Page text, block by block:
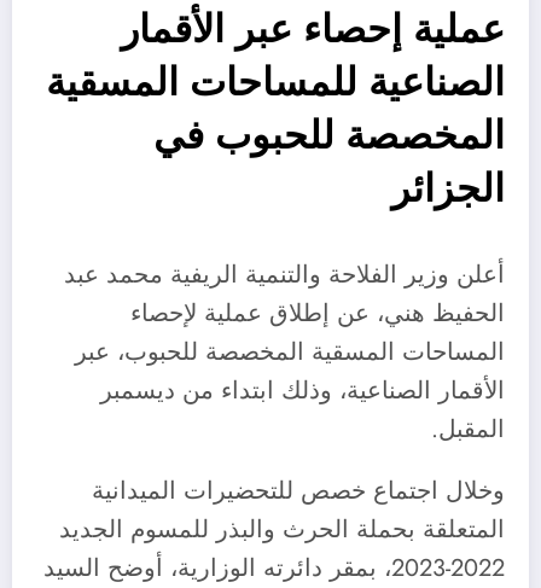
عملية إحصاء عبر الأقمار
الصناعية للمساحات المسقية
المخصصة للحبوب في
الجزائر
أعلن وزير الفلاحة والتنمية الريفية محمد عبد
الحفيظ هني، عن إطلاق عملية لإحصاء
المساحات المسقية المخصصة للحبوب، عبر
الأقمار الصناعية، وذلك ابتداء من ديسمبر
المقبل.
وخلال اجتماع خصص للتحضيرات الميدانية
المتعلقة بحملة الحرث والبذر للمسوم الجديد
2022-2023، بمقر دائرته الوزارية، أوضح السيد